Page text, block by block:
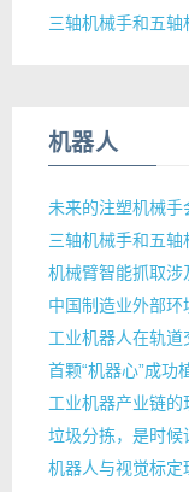
三轴机械手和五轴
机器人
未来的注塑机械手
三轴机械手和五轴
机械臂智能抓取涉
中国制造业外部环
工业机器人在轨道
首颗“机器心”成功
工业机器产业链的
垃圾分拣，是时候
机器人与视觉标定